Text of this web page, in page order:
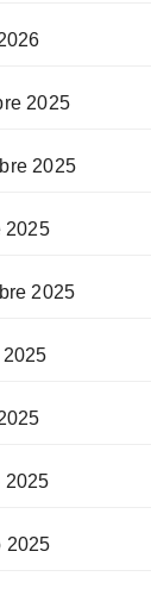
2025
2025
2025
2025
2025
2025